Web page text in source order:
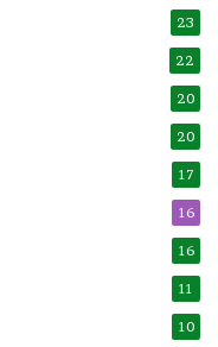
23
22
20
20
17
16
16
11
10